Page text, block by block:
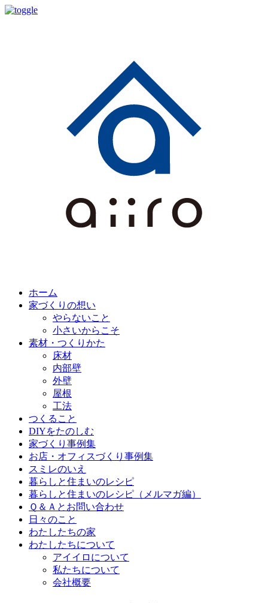
ホーム
家づくりの想い
やらないこと
小さいからこそ
素材・つくりかた
床材
内部壁
外壁
屋根
工法
つくること
DIYをたのしむ
家づくり事例集
お店・オフィスづくり事例集
スミレのいえ
暮らしと住まいのレシピ
暮らしと住まいのレシピ（メルマガ編）
Ｑ＆Ａとお問い合わせ
日々のこと
わたしたちの家
わたしたちについて
アイイロについて
私たちについて
会社概要